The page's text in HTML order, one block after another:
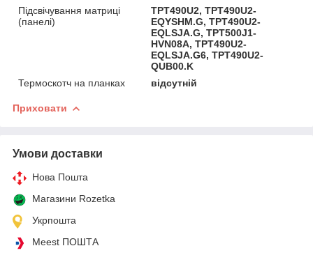
Підсвічування матриці
(панелі)
TPT490U2, TPT490U2-
EQYSHM.G, TPT490U2-
EQLSJA.G, TPT500J1-
HVN08A, TPT490U2-
EQLSJA.G6, TPT490U2-
QUB00.K
Термоскотч на планках
відсутній
Приховати
Умови доставки
Нова Пошта
Магазини Rozetka
Укрпошта
Meest ПОШТА